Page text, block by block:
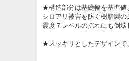
★構造部分は基礎幅を基準値
シロアリ被害を防ぐ樹脂製の
震度７レベルの揺れにも倒
★スッキリとしたデザインで